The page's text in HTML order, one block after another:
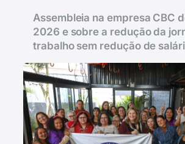
Assembleia na empresa CBC
2026 e sobre a redução da
trabalho sem redução de